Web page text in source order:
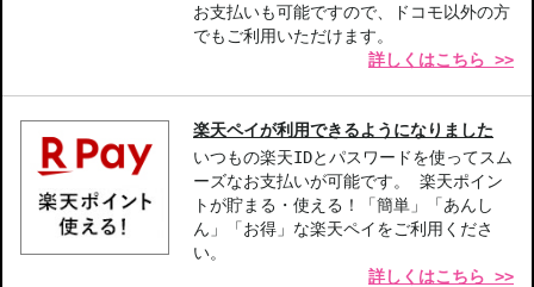
お支払いも可能ですので、ドコモ以外の方
でもご利用いただけます。
詳しくはこちら >>
楽天ペイが利用できるようになりました
いつもの楽天IDとパスワードを使ってスム
ーズなお支払いが可能です。 楽天ポイン
トが貯まる・使える！「簡単」「あんし
ん」「お得」な楽天ペイをご利用くださ
い。
詳しくはこちら >>